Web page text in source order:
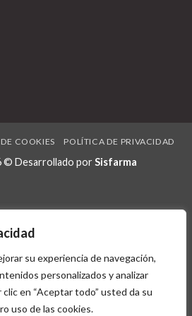
su experiencia de navegación,
personalizados y analizar
en “Aceptar todo” usted da su
uso de las cookies.
xeristar uxagam yentreve por internet
mientos.
laspalmerasmed-comprar-lipitor-
orliloss orlidunn en tres dias
hannover.de/apotheke/hah-levitra-
propecia-prosterid-køb-af-propecia-
laspalmerasmed-comprar-tadalafil-
aserin besitran barata generica
COOKIES POLÍTICA DE PRIVACIDAD
© Desarrollado por Sisfarma